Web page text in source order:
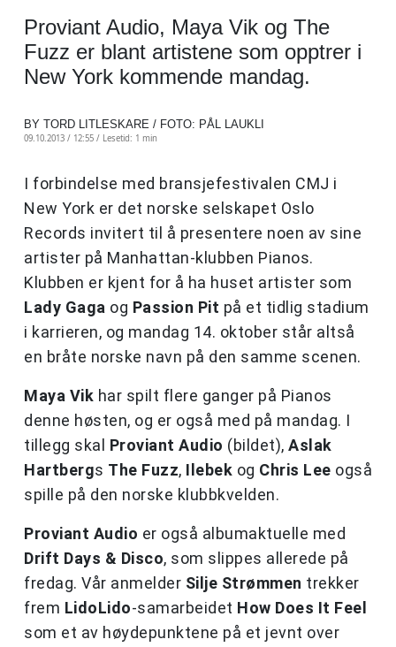
Proviant Audio, Maya Vik og The
Fuzz er blant artistene som opptrer i
New York kommende mandag.
BY TORD LITLESKARE / FOTO: PÅL LAUKLI
09.10.2013 / 12:55 / Lesetid: 1 min
I forbindelse med bransjefestivalen CMJ i
New York er det norske selskapet Oslo
Records invitert til å presentere noen av sine
artister på Manhattan-klubben Pianos.
Klubben er kjent for å ha huset artister som
Lady Gaga og Passion Pit på et tidlig stadium
i karrieren, og mandag 14. oktober står altså
en bråte norske navn på den samme scenen.
Maya Vik har spilt flere ganger på Pianos
denne høsten, og er også med på mandag. I
tillegg skal Proviant Audio (bildet), Aslak
Hartbergs The Fuzz, Ilebek og Chris Lee også
spille på den norske klubbkvelden.
Proviant Audio er også albumaktuelle med
Drift Days & Disco, som slippes allerede på
fredag. Vår anmelder Silje Strømmen trekker
frem LidoLido-samarbeidet How Does It Feel
som et av høydepunktene på et jevnt over